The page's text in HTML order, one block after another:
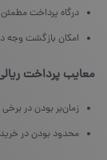
درگاه پرداخت
امکان بازگشت وجه
معایب پرداخت
زمان‌بر بودن در
محدود بودن در